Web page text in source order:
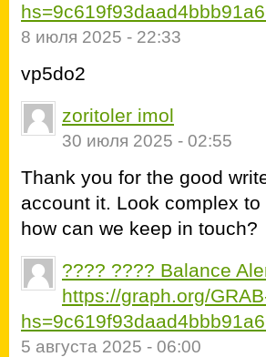
8 июля 2025 - 22:33
vp5do2
zoritoler imol
30 июля 2025 - 02:55
Thank you for the good
account it. Look complex
how can we keep in touch?
???? ???? Balance
https://graph.org/
5 августа 2025 - 06:00